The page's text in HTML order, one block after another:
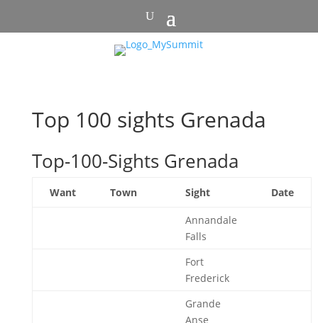
Top 100 sights Grenada
Top-100-Sights Grenada
Want Town Sight Date
Annandale
Falls
Fort
Frederick
Grande
Anse